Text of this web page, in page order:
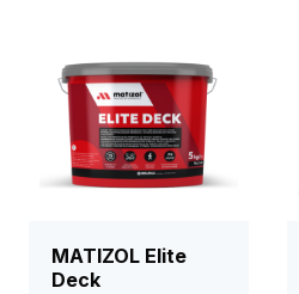
MATIZOL Elite
Deck